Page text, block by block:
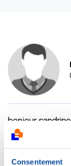
Consentement
bonjour sandrine,
si vous avez
d'en parlé et